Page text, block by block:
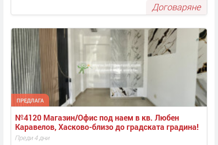
Договаряне
ПРЕДЛАГА
№4120 Магазин/Офис под наем в кв. Любен
Каравелов, Хасково-близо до градската градина!
Преди 4 дни